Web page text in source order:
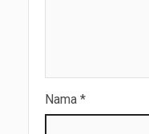
Nama *